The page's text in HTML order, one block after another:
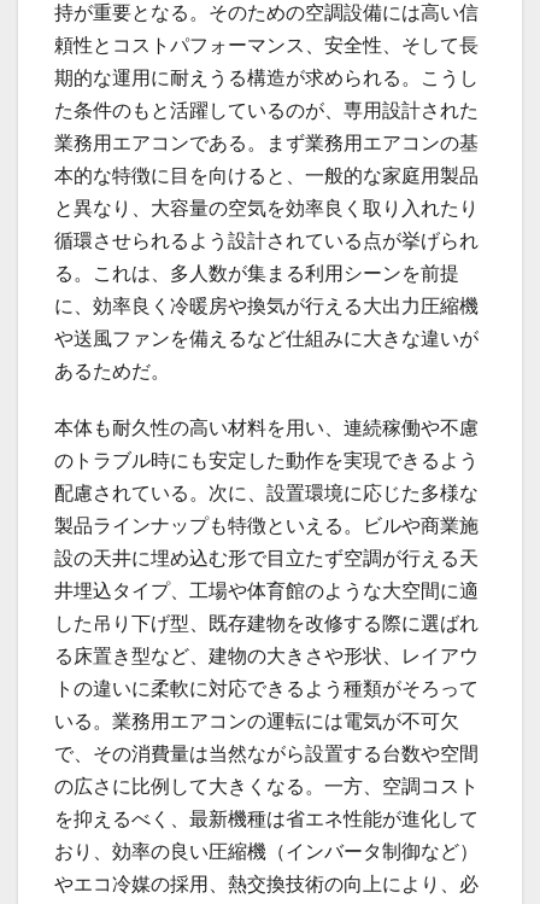
持が重要となる。 そのための空調設備には高い信
頼性とコストパフォーマンス、安全性、そして長
期的な運用に耐えうる構造が求められる。こうし
た条件のもと活躍しているのが、専用設計された
業務用エアコンである。まず業務用エアコンの基
本的な特徴に目を向けると、一般的な家庭用製品
と異なり、大容量の空気を効率良く取り入れたり
循環させられるよう設計されている点が挙げられ
る。これは、多人数が集まる利用シーンを前提
に、効率良く冷暖房や換気が行える大出力圧縮機
や送風ファンを備えるなど仕組みに大きな違いが
あるためだ。
本体も耐久性の高い材料を用い、連続稼働や不慮
のトラブル時にも安定した動作を実現できるよう
配慮されている。次に、設置環境に応じた多様な
製品ラインナップも特徴といえる。ビルや商業施
設の天井に埋め込む形で目立たず空調が行える天
井埋込タイプ、工場や体育館のような大空間に適
した吊り下げ型、既存建物を改修する際に選ばれ
る床置き型など、建物の大きさや形状、レイアウ
トの違いに柔軟に対応できるよう種類がそろって
いる。業務用エアコンの運転には電気が不可欠
で、その消費量は当然ながら設置する台数や空間
の広さに比例して大きくなる。一方、空調コスト
を抑えるべく、最新機種は省エネ性能が進化して
おり、効率の良い圧縮機（インバータ制御など）
やエコ冷媒の採用、熱交換技術の向上により、必